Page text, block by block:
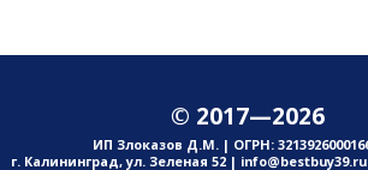
© 2017—2026
ИП Злоказов Д.М. | ОГРН:
г. Калининград, ул. Зеленая 52 | info@bestbuy39.ru